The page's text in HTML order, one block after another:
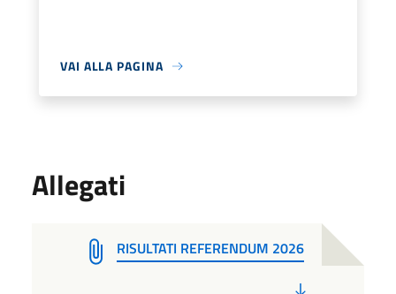
VAI ALLA PAGINA
Allegati
RISULTATI REFERENDUM 2026